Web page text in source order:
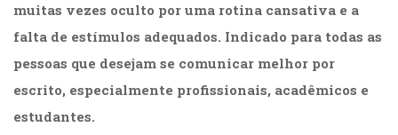
Fisioterapia
(47)
(54)
Gestalt-
muitas vezes oculto por uma rotina cansativa e a
falta de estímulos adequados. Indicado para todas as
pessoas que desejam se comunicar melhor por
escrito, especialmente profissionais, acadêmicos e
estudantes.